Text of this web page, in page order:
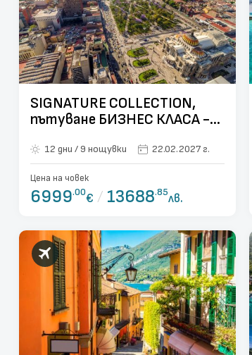
SIGNATURE COLLECTION,
пътуване БИЗНЕС КЛАСА -
Двете перли на Мексико -
Мексико Сити и Канкун!
ПОЛЕТ ОТ ВАРНА!
12 дни / 9 нощувки 22.02.2027 г.
Цена на човек
6999.00€ / 13688.85лв.